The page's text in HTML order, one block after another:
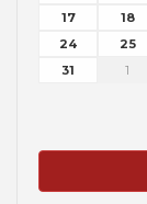
17
18
24
25
31
1